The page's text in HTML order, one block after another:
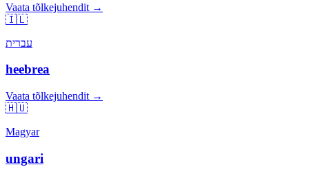
Vaata tõlkejuhendit →
🇮🇱
עברית
heebrea
Vaata tõlkejuhendit →
🇭🇺
Magyar
ungari